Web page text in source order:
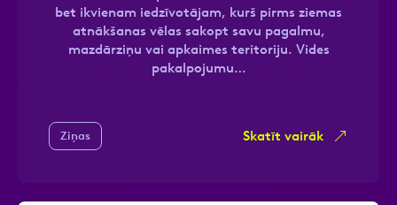
bet ikvienam iedzīvotājam, kurš pirms ziemas
atnākšanas vēlas sakopt savu pagalmu,
mazdārziņu vai apkaimes teritoriju. Vides
pakalpojumu…
Ziņas Skatīt vairāk
apstrādei.